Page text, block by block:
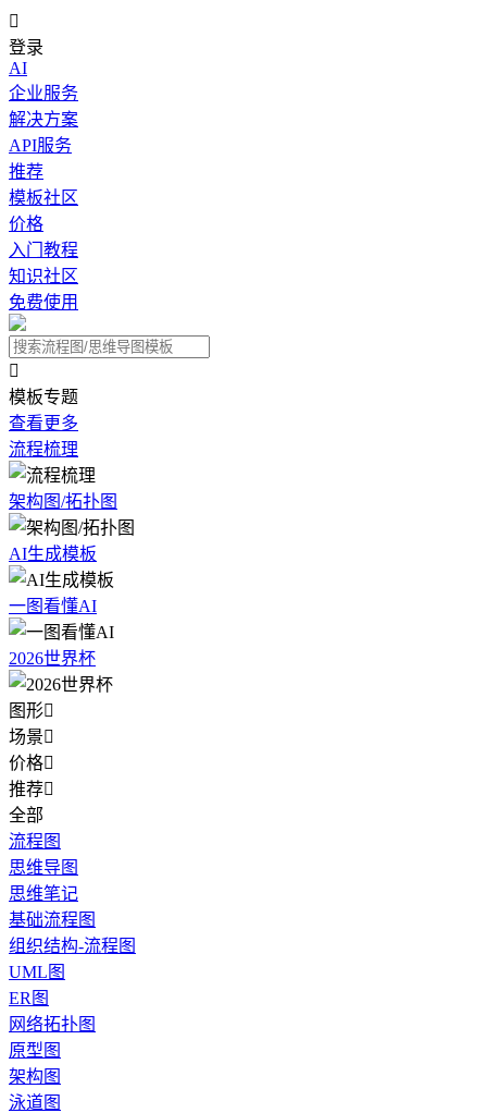

登录
AI
企业服务
解决方案
API服务
推荐
模板社区
价格
入门教程
知识社区
免费使用

模板专题
查看更多
流程梳理
架构图/拓扑图
AI生成模板
一图看懂AI
2026世界杯
图形
场景
价格
推荐
全部
流程图
思维导图
思维笔记
基础流程图
组织结构-流程图
UML图
ER图
网络拓扑图
原型图
架构图
泳道图